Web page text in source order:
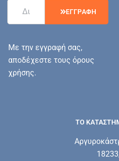
ΕΓΓΡΑΦΗ
Με την εγγραφή σας,
αποδέχεστε τους όρους
χρήσης.
ΤΟ